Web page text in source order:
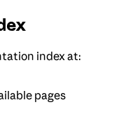
index at:
pages